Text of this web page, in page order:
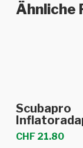
Ähnliche
In den
Scubapro
CHF21.80